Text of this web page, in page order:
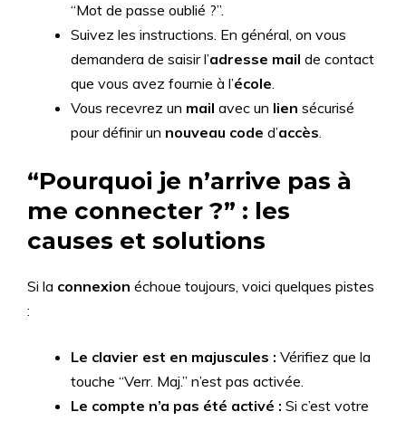
“Mot de passe oublié ?”.
Suivez les instructions. En général, on vous
demandera de saisir l’adresse mail de contact
que vous avez fournie à l’école.
Vous recevrez un mail avec un lien sécurisé
pour définir un nouveau code d’accès.
“Pourquoi je n’arrive pas à
me connecter ?” : les
causes et solutions
Si la connexion échoue toujours, voici quelques pistes
:
Le clavier est en majuscules : Vérifiez que la
touche “Verr. Maj.” n’est pas activée.
Le compte n’a pas été activé : Si c’est votre